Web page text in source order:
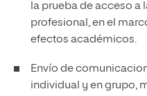
la prueba de acceso a
profesional, en el
efectos académicos.
Envío de
individual y en grupo,